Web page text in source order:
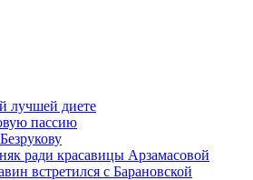
лучшей диете
пассию
ради красавицы Арзамасовой
встретился с Барановской